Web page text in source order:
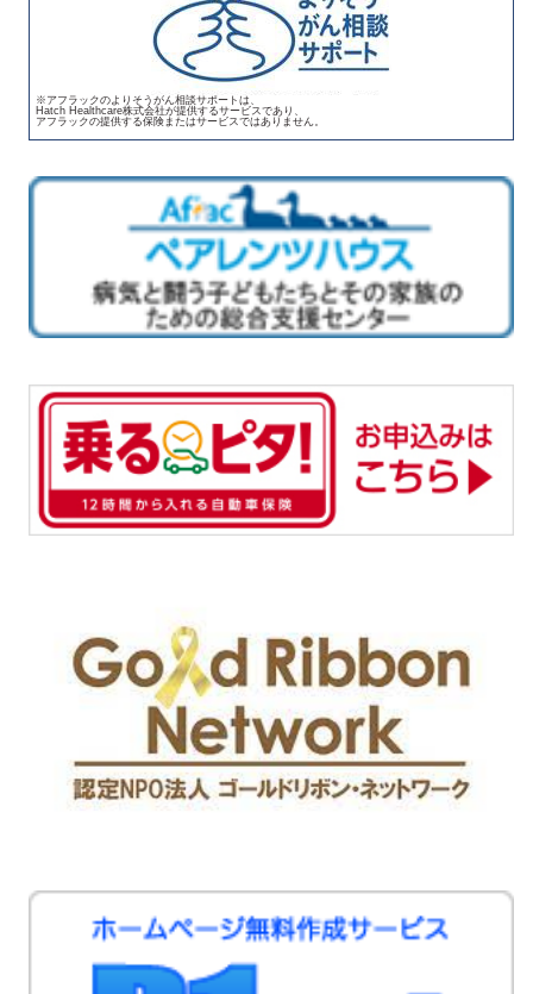
※アフラックのよりそうがん相談サポートは、
Hatch Healthcare株式会社が提供するサービスであり、
アフラックの提供する保険またはサービスではありません。